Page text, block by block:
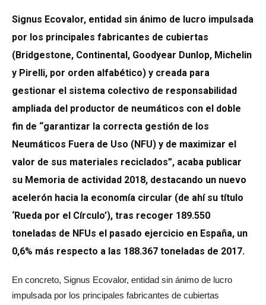
Signus Ecovalor, entidad sin ánimo de lucro impulsada
por los principales fabricantes de cubiertas
(Bridgestone, Continental, Goodyear Dunlop, Michelin
y Pirelli, por orden alfabético) y creada para
gestionar el sistema colectivo de responsabilidad
ampliada del productor de neumáticos con el doble
fin de “garantizar la correcta gestión de los
Neumáticos Fuera de Uso (NFU) y de maximizar el
valor de sus materiales reciclados”, acaba publicar
su Memoria de actividad 2018, destacando un nuevo
acelerón hacia la economía circular (de ahí su título
‘Rueda por el Círculo’), tras recoger 189.550
toneladas de NFUs el pasado ejercicio en España, un
0,6% más respecto a las 188.367 toneladas de 2017.
En concreto, Signus Ecovalor, entidad sin ánimo de lucro
impulsada por los principales fabricantes de cubiertas